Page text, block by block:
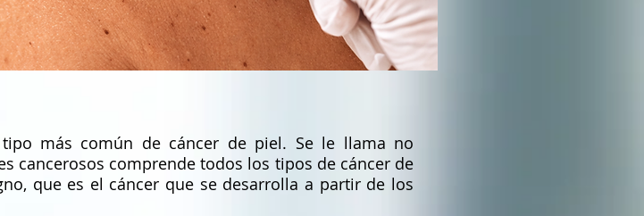
más común de cáncer de piel. Se le llama no
cancerosos comprende todos los tipos de cáncer de
que es el cáncer que se desarrolla a partir de los